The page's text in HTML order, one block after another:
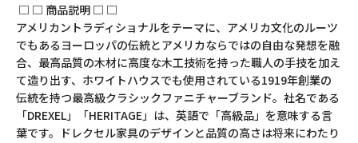
□ □ 商品説明 □ □
アメリカントラディショナルをテーマに、アメリカ文化のルーツ
でもあるヨーロッパの伝統とアメリカならではの自由な発想を融
合、最高品質の木材に高度な木工技術を持った職人の手技を加え
て造り出す、ホワイトハウスでも使用されている1919年創業の
伝統を持つ最高級クラシックファニチャーブランド。社名である
「DREXEL」「HERITAGE」は、英語で「高級品」を意味する言
葉です。ドレクセル家具のデザインと品質の高さは将来にわたり